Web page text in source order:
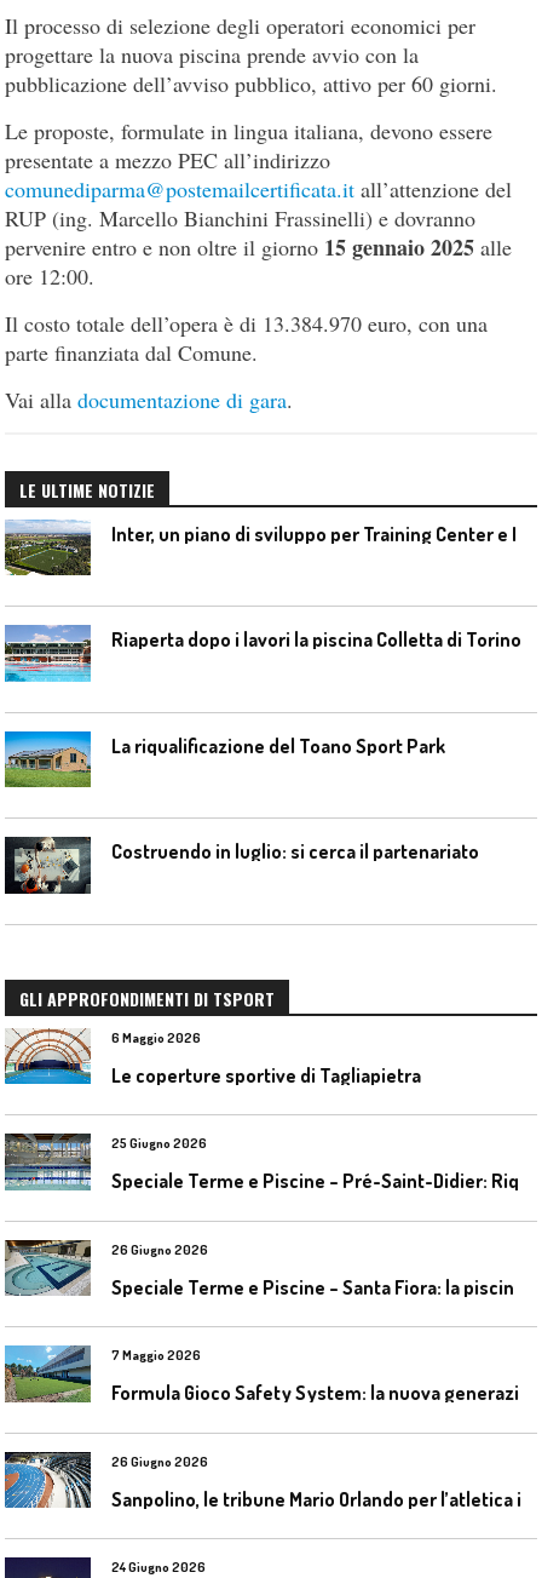
Il processo di selezione degli operatori economici per
progettare la nuova piscina prende avvio con la
pubblicazione dell’avviso pubblico, attivo per 60 giorni.
Le proposte, formulate in lingua italiana, devono essere
presentate a mezzo PEC all’indirizzo
comunediparma@postemailcertificata.it all’attenzione del
RUP (ing. Marcello Bianchini Frassinelli) e dovranno
pervenire entro e non oltre il giorno 15 gennaio 2025 alle
ore 12:00.
Il costo totale dell’opera è di 13.384.970 euro, con una
parte finanziata dal Comune.
Vai alladocumentazione di gara.
LE ULTIME NOTIZIE
Riaperta dopo i lavori la piscina Colletta di Torino
La riqualificazione del Toano Sport Park
Costruendo in luglio: si cerca il partenariato
GLI APPROFONDIMENTI DI TSPORT
6 Maggio 2026
Le coperture sportive di Tagliapietra
25 Giugno 2026
26 Giugno 2026
7 Maggio 2026
26 Giugno 2026
24 Giugno 2026